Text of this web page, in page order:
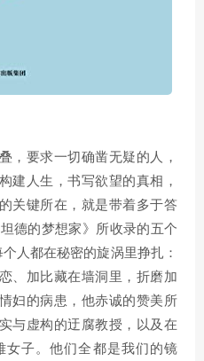
，要求一切确凿无疑的人，
建人生，书写欲望的真相，
关键所在，就是带着多于答
德的梦想家》所收录的五个
人都在秘密的旋涡里挣扎：
、加比藏在墙洞里，折磨加
妇的病患，他赤诚的赞美所
与虚构的迂腐教授，以及在
女子。他们全都是我们的镜